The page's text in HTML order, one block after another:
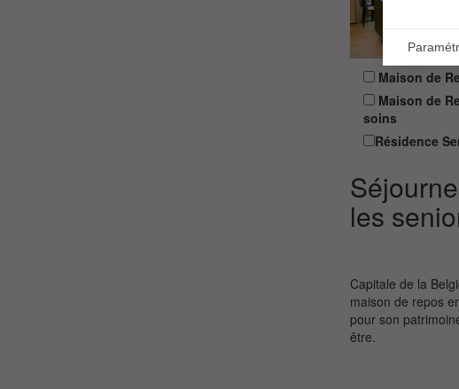
Maison de
Maison de
soins
Résidence
les
Capitale de la
maison de repos
pour son
être.